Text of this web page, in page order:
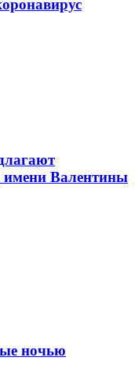
имени Валентины
ночью